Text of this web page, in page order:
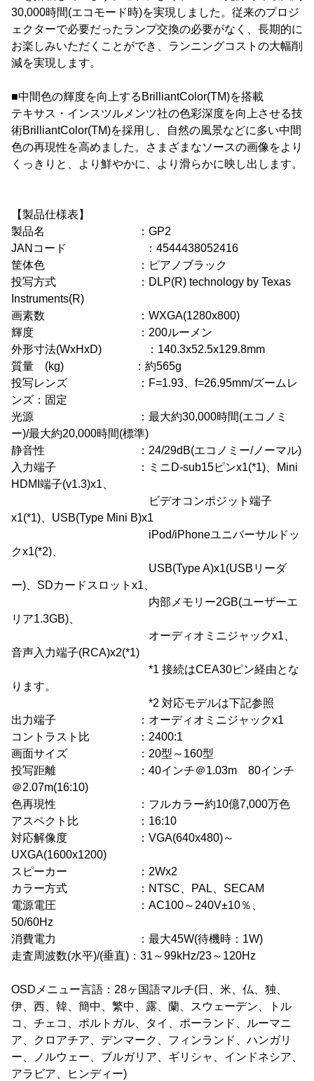
30,000時間(エコモード時)を実現しました。従来のプロジ
ェクターで必要だったランプ交換の必要がなく、長期的に
お楽しみいただくことができ、ランニングコストの大幅削
減を実現します。
■中間色の輝度を向上するBrilliantColor(TM)を搭載
テキサス・インスツルメンツ社の色彩深度を向上させる技
術BrilliantColor(TM)を採用し、自然の風景などに多い中間
色の再現性を高めました。さまざまなソースの画像をより
くっきりと、より鮮やかに、より滑らかに映し出します。
【製品仕様表】
製品名 ：GP2
JANコード ：4544438052416
筐体色 ：ピアノブラック
投写方式 ：DLP(R) technology by Texas
Instruments(R)
画素数 ：WXGA(1280x800)
輝度 ：200ルーメン
外形寸法(WxHxD) ：140.3x52.5x129.8mm
質量 (kg) ：約565g
投写レンズ ：F=1.93、f=26.95mm/ズームレ
ンズ：固定
光源 ：最大約30,000時間(エコノミ
ー)/最大約20,000時間(標準)
静音性 ：24/29dB(エコノミー/ノーマル)
入力端子 ：ミニD-sub15ピンx1(*1)、Mini
HDMI端子(v1.3)x1、
ビデオコンポジット端子
x1(*1)、USB(Type Mini B)x1
iPod/iPhoneユニバーサルドッ
クx1(*2)、
USB(Type A)x1(USBリーダ
ー)、SDカードスロットx1、
内部メモリー2GB(ユーザーエ
リア1.3GB)、
オーディオミニジャックx1、
音声入力端子(RCA)x2(*1)
*1 接続はCEA30ピン経由とな
ります。
*2 対応モデルは下記参照
出力端子 ：オーディオミニジャックx1
コントラスト比 ：2400:1
画面サイズ ：20型～160型
投写距離 ：40インチ＠1.03m 80インチ
＠2.07m(16:10)
色再現性 ：フルカラー約10億7,000万色
アスペクト比 ：16:10
対応解像度 ：VGA(640x480)～
UXGA(1600x1200)
スピーカー ：2Wx2
カラー方式 ：NTSC、PAL、SECAM
電源電圧 ：AC100～240V±10％、
50/60Hz
消費電力 ：最大45W(待機時：1W)
走査周波数(水平)/(垂直)：31～99kHz/23～120Hz
OSDメニュー言語：28ヶ国語マルチ(日、米、仏、独、
伊、西、韓、簡中、繁中、露、蘭、スウェーデン、トル
コ、チェコ、ポルトガル、タイ、ポーランド、ルーマニ
ア、クロアチア、デンマーク、フィンランド、ハンガリ
ー、ノルウェー、ブルガリア、ギリシャ、インドネシア、
アラビア、ヒンディー)